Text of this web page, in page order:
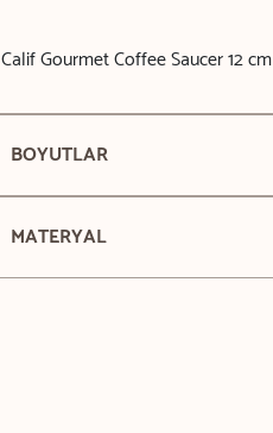
Calif Gourmet Coffee Saucer 12 cm
BOYUTLAR
MATERYAL